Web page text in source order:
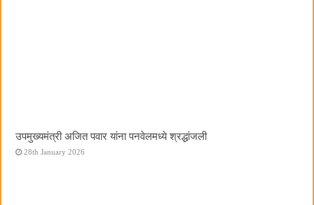
उपमुख्यमंत्री अजित पवार यांना पनवेलमध्ये श्रद्धांजली
28th January 2026